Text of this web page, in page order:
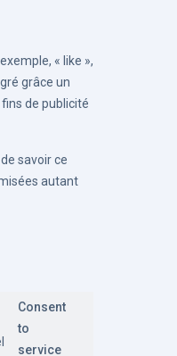
« like »,
grâce un
de publicité
savoir ce
autant
Consent
to
service